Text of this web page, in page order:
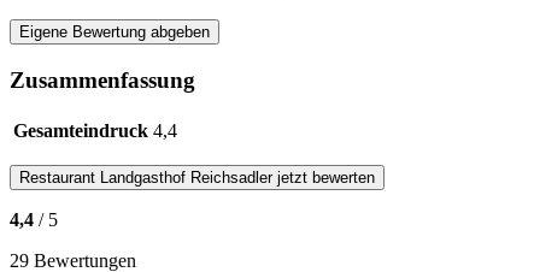
Eigene Bewertung abgeben
Zusammenfassung
Gesamteindruck 4,4
Restaurant Landgasthof Reichsadlerjetzt bewerten
4,4 / 5
29 Bewertungen